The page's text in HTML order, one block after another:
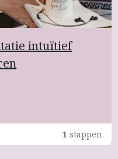
intuïtief
1 stappen